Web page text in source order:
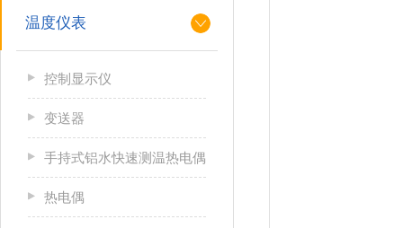
温度仪表
控制显示仪
变送器
手持式铝水快速测温热电偶
热电偶